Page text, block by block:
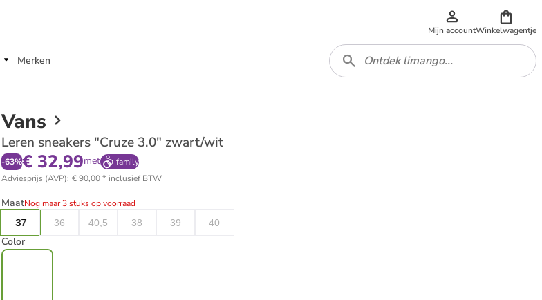
Mijn accountWinkelwagentje
Merken
Vans
Leren sneakers "Cruze 3.0" zwart/wit
-63%€ 32,99met
family
Adviesprijs (AVP): € 90,00* inclusief BTW
MaatNog maar 3 stuks op voorraad
37
36 40,5 38 39 40
Color